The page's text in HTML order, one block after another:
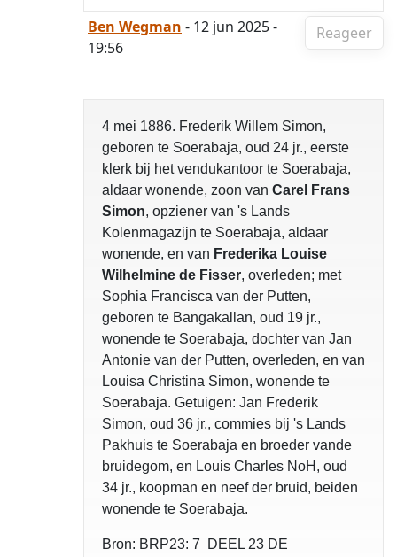
Reageer
Ben Wegman - 12 jun 2025 -
19:56
4 mei 1886. Frederik Willem Simon,
geboren te Soerabaja, oud 24 jr., eerste
klerk bij het vendukantoor te Soerabaja,
aldaar wonende, zoon van Carel Frans
Simon, opziener van 's Lands
Kolenmagazijn te Soerabaja, aldaar
wonende, en van Frederika Louise
Wilhelmine de Fisser, overleden; met
Sophia Francisca van der Putten,
geboren te Bangakallan, oud 19 jr.,
wonende te Soerabaja, dochter van Jan
Antonie van der Putten, overleden, en van
Louisa Christina Simon, wonende te
Soerabaja. Getuigen: Jan Frederik
Simon, oud 36 jr., commies bij 's Lands
Pakhuis te Soerabaja en broeder vande
bruidegom, en Louis Charles NoH, oud
34 jr., koopman en neef der bruid, beiden
wonende te Soerabaja.
Bron: BRP23: 7 DEEL 23 DE